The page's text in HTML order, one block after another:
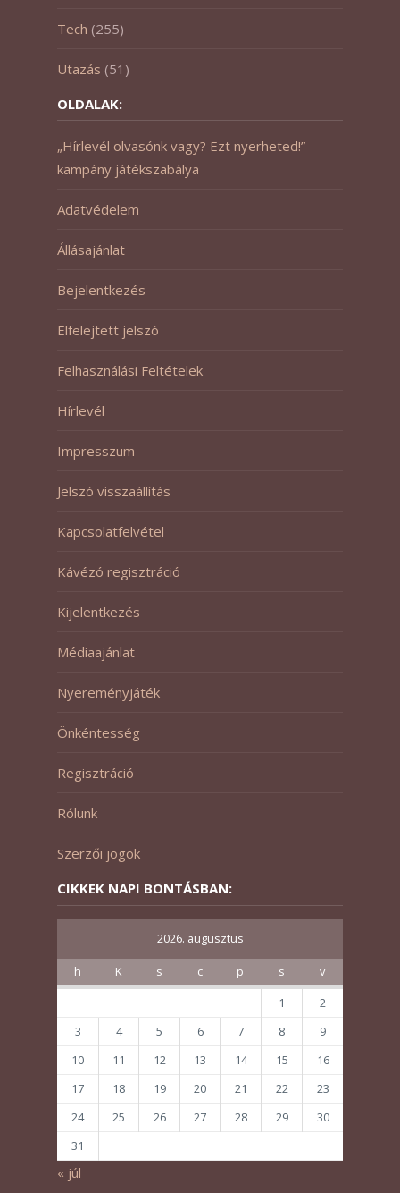
Tech (255)
Utazás (51)
OLDALAK:
„Hírlevél olvasónk vagy? Ezt nyerheted!”
kampány játékszabálya
Adatvédelem
Állásajánlat
Bejelentkezés
Elfelejtett jelszó
Felhasználási Feltételek
Hírlevél
Impresszum
Jelszó visszaállítás
Kapcsolatfelvétel
Kávézó regisztráció
Kijelentkezés
Médiaajánlat
Nyereményjáték
Önkéntesség
Regisztráció
Rólunk
Szerzői jogok
CIKKEK NAPI BONTÁSBAN:
2026. augusztus
h K s c p s
v
1
2
3
4 5 6 7 8
9
10
11 12 13 14 15
16
17
18 19 20 21 22
23
24
25 26 27 28 29
30
31
« júl